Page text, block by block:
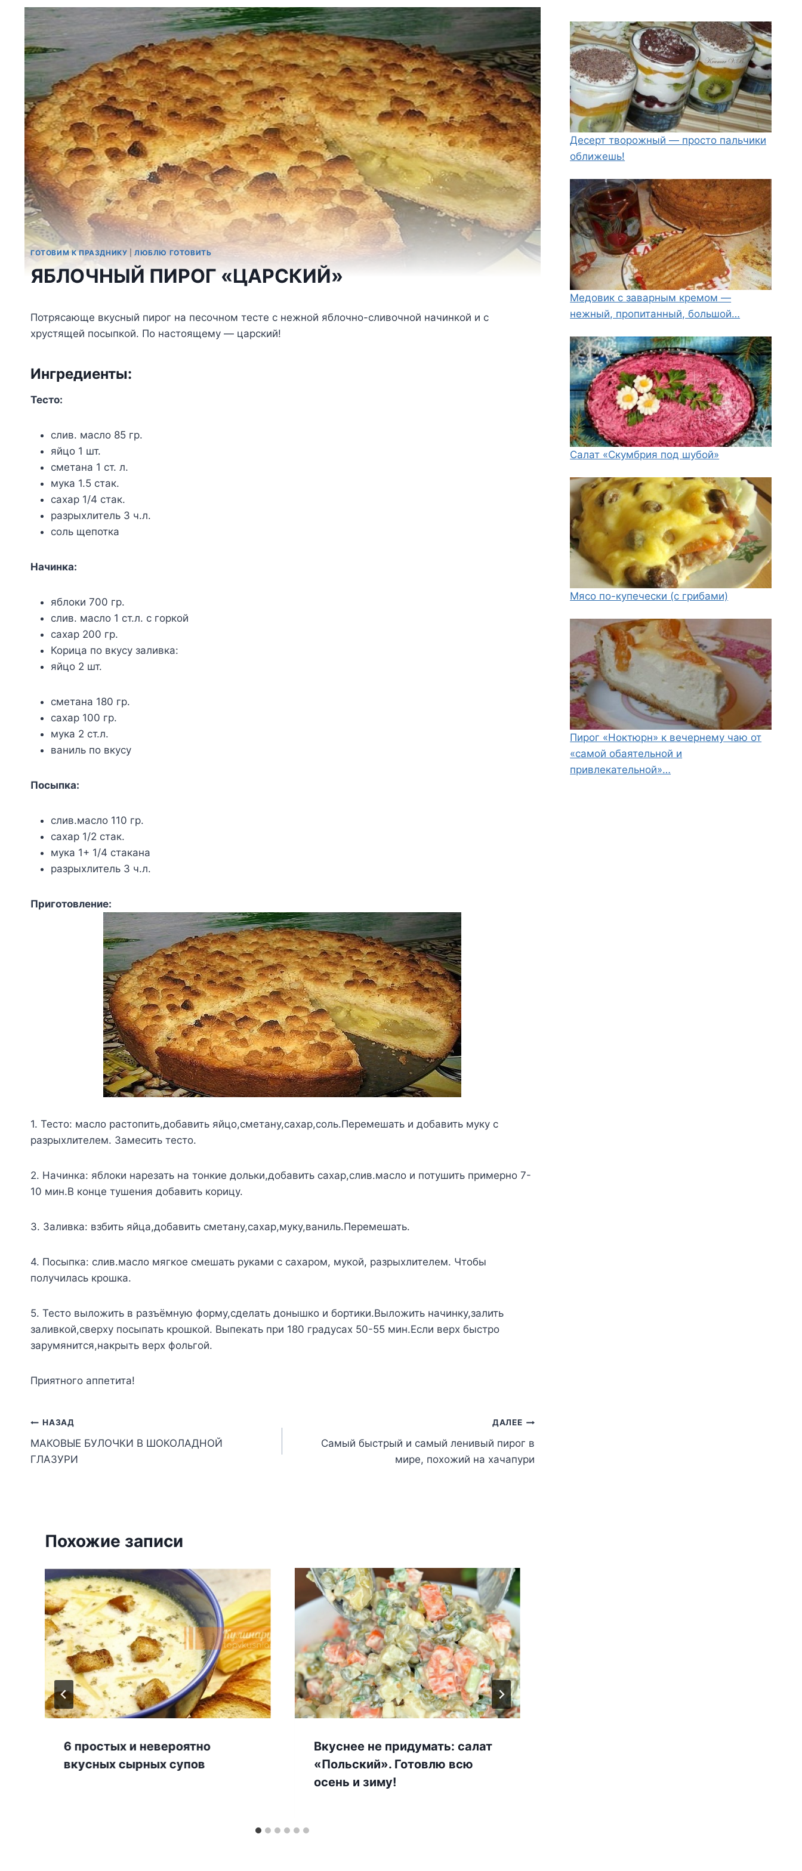
ГОТОВИМ К ПРАЗДНИКУ |ЛЮБЛЮ ГОТОВИТЬ
ЯБЛОЧНЫЙ ПИРОГ «ЦАРСКИЙ»
Потрясающе вкусный пирог на песочном тесте с нежной яблочно-сливочной начинкой и с
хрустящей посыпкой. По настоящему — царский!
Ингредиенты:
Тесто:
слив. масло 85 гр.
яйцо 1 шт.
сметана 1 ст. л.
мука 1.5 стак.
сахар 1/4 стак.
разрыхлитель 3 ч.л.
соль щепотка
Начинка:
яблоки 700 гр.
слив. масло 1 ст.л. с горкой
сахар 200 гр.
Корица по вкусу заливка:
яйцо 2 шт.
сметана 180 гр.
сахар 100 гр.
мука 2 ст.л.
ваниль по вкусу
Посыпка:
слив.масло 110 гр.
сахар 1/2 стак.
мука 1+ 1/4 стакана
разрыхлитель 3 ч.л.
Приготовление:
1. Тесто: масло растопить,добавить яйцо,сметану,сахар,соль.Перемешать и добавить муку с
разрыхлителем. Замесить тесто.
2. Начинка: яблоки нарезать на тонкие дольки,добавить сахар,слив.масло и потушить примерно 7-
10 мин.В конце тушения добавить корицу.
3. Заливка: взбить яйца,добавить сметану,сахар,муку,ваниль.Перемешать.
4. Посыпка: слив.масло мягкое смешать руками с сахаром, мукой, разрыхлителем. Чтобы
получилась крошка.
5. Тесто выложить в разъёмную форму,сделать донышко и бортики.Выложить начинку,залить
заливкой,сверху посыпать крошкой. Выпекать при 180 градусах 50-55 мин.Если верх быстро
зарумянится,накрыть верх фольгой.
Приятного аппетита!
Навигация
по
НАЗАД
МАКОВЫЕ БУЛОЧКИ В ШОКОЛАДНОЙ
ГЛАЗУРИ
ДАЛЕЕ
Самый быстрый и самый ленивый пирог в
мире, похожий на хачапури
Похожие записи
6 простых и невероятно
вкусных сырных супов
Вкуснее не придумать: салат
«Польский». Готовлю всю
осень и зиму!
Десерт творожный — просто пальчики
оближешь!
Медовик с заварным кремом —
нежный, пропитанный, большой…
Салат «Скумбрия под шубой»
Мясо по-купечески (с грибами)
Пирог «Ноктюрн» к вечернему чаю от
«самой обаятельной и
привлекательной»…